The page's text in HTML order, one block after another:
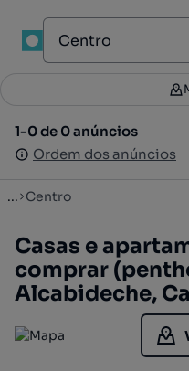
1-0 de 0 anúncios
Ordem dos anúncios
1-0 de 0 anúncios
Ordem dos anúncios
... Centro
Casas e
comprar
Alcabideche,